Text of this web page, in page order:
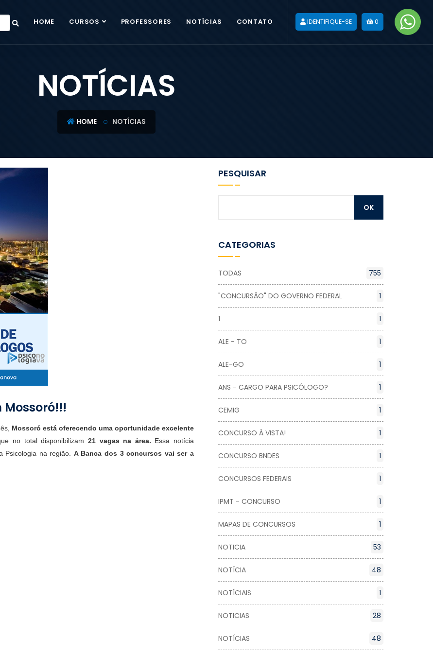
IDENTIFIQUE-SE 0
HOME CURSOS PROFESSORES NOTÍCIAS CONTATO
NOTÍCIAS
HOME NOTÍCIAS
Mossoró!!!
Mossoró está oferecendo uma oportunidade excelente
no total disponibilizam 21 vagas na área. Essa notícia
Psicologia na região. A Banca dos 3 concursos vai ser a
PESQUISAR
CATEGORIAS
TODAS 755
"CONCURSÃO" DO GOVERNO FEDERAL 1
1 1
ALE - TO 1
ALE-GO 1
ANS - CARGO PARA PSICÓLOGO? 1
CEMIG 1
CONCURSO À VISTA! 1
CONCURSO BNDES 1
CONCURSOS FEDERAIS 1
IPMT - CONCURSO 1
MAPAS DE CONCURSOS 1
NOTICIA 53
NOTÍCIA 48
NOTÍCIAIS 1
NOTICIAS 28
NOTÍCIAS 48